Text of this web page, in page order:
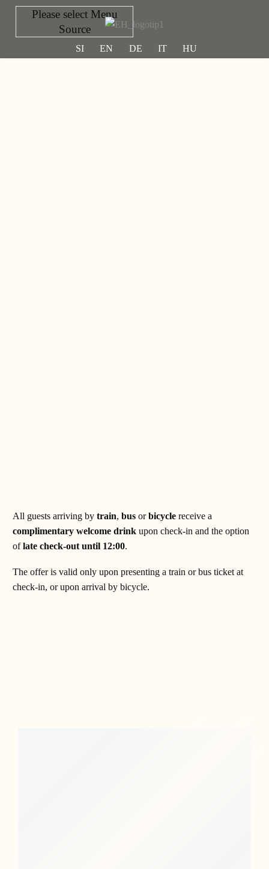
Please select Menu
Source
SI EN DE IT HU
All guests arriving by train, bus orbicycle receive a
complimentary welcome drink upon check-in and the option
oflate check-out until 12:00.
The offer is valid only upon presenting a train or bus ticket at
check-in, or upon arrival by bicycle.